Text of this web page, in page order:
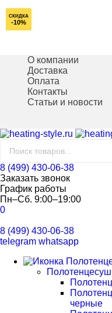
О компании
Доставка
Оплата
Контакты
Статьи и новости
8 (499) 430-06-38
Заказать звонок
График работы
Пн–Сб. 9:00–19:00
0
8 (499) 430-06-38
telegram whatsapp
черные
СКИДКА
-10%